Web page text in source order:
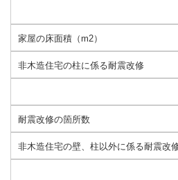
家屋の床面積（m2）
非木造住宅の柱に係る耐震改修
耐震改修の箇所数
非木造住宅の壁、柱以外に係る耐震改